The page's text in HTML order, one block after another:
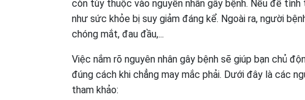
còn tùy thuộc vào nguyên nhân gây bệnh. Nếu để
như sức khỏe bị suy giảm đáng kể. Ngoài ra, người
chóng mắt, đau đầu,...
Việc nắm rõ nguyên nhân gây bệnh sẽ giúp bạn chủ
đúng cách khi chẳng may mắc phải. Dưới đây là các
tham khảo: